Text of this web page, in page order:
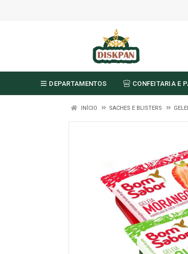
DEPARTAMENTOS CONFEITARIA E
INÍCIO SACHES E BLISTERS